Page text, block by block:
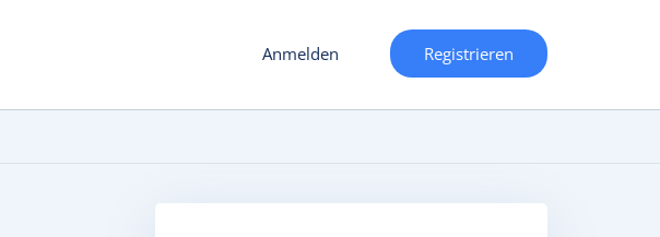
Anmelden Registrieren